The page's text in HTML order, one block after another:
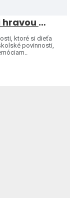
Ako naučiť deti trpezlivosti hravou formou
ktoré si dieťa
povinnosti,